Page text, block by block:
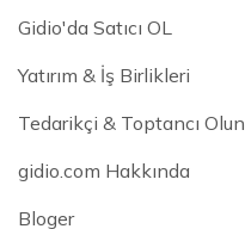
Gidio'da Satıcı OL
Yatırım & İş Birlikleri
Tedarikçi & Toptancı Olun
gidio.com Hakkında
Bloger